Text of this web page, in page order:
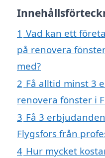
1 Vad kan ett
på renovera
med?
2 Få alltid minst 3
renovera fönster i
3 Få 3
Flygsfors från
4 Hur mycket